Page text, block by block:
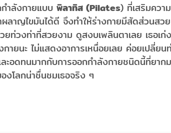
กำลังกายแบบ พิลาทิส (Pilates) ที่เสริมควา
ผลาญไขมันได้ดี จึงทำให้ร่างกายมีสัดส่วนสวย
ท่วงท่าที่สวยงาม ดูสงบเพลินตาเลย เธอเก่
ายนะ ไม่แสดงอาการเหนื่อยเลย ค่อยเปลี่ยนท่
อดทนมากกับการออกกำลังกายชนิดนี้ที่ยากม
งโลกน่าชื่นชมเธอจริง ๆ